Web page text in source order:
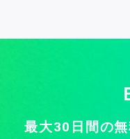
最大30日間の